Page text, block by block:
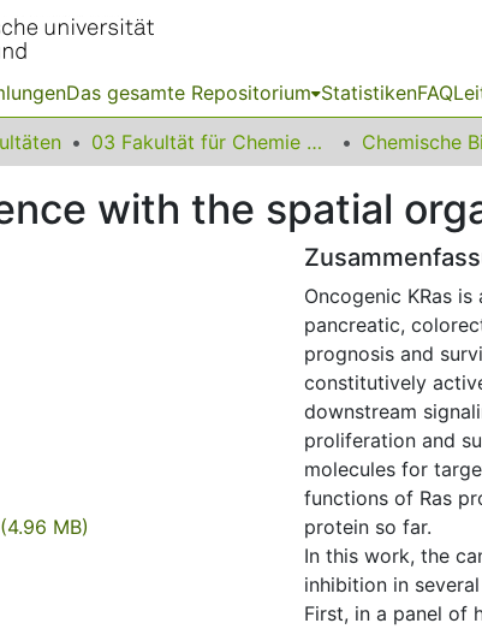
Das gesamte Repositorium StatistikenFAQ
03 Fakultät für Chemie und Chemische Biologie Chemische
with the spatial
(4.96 MB)
Oncogenic KRas
pancreatic,
prognosis and
constitutively
downstream
proliferation and
molecules for
functions of Ras
protein so far.
In this work, the
inhibition in
First, in a panel of